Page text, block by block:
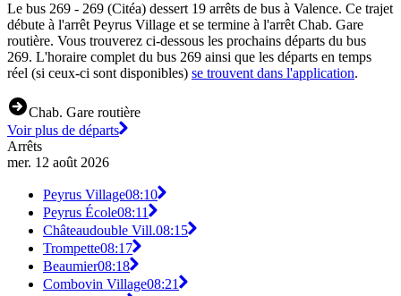
Le bus 269 - 269 (Citéa) dessert 19 arrêts de bus à Valence. Ce trajet
débute à l'arrêt Peyrus Village et se termine à l'arrêt Chab. Gare
routière. Vous trouverez ci-dessous les prochains départs du bus
269. L'horaire complet du bus 269 ainsi que les départs en temps
réel (si ceux-ci sont disponibles) se trouvent dans l'application.
Chab. Gare routière
Voir plus de départs
Arrêts
mer. 12 août 2026
Peyrus Village08:10
Peyrus École08:11
Châteaudouble Vill.08:15
Trompette08:17
Beaumier08:18
Combovin Village08:21